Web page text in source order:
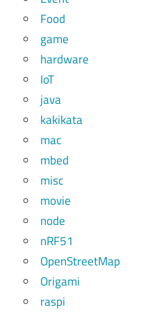
Food
game
hardware
IoT
java
kakikata
mac
mbed
misc
movie
node
nRF51
OpenStreetMap
Origami
raspi